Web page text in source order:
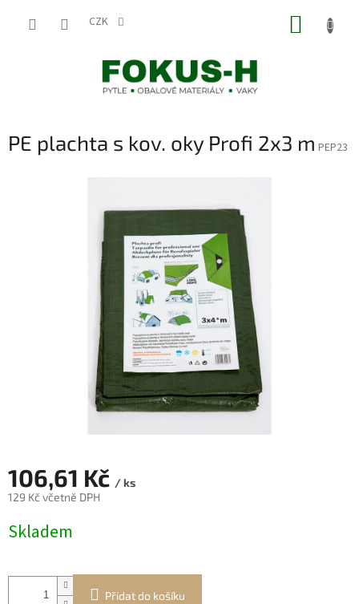
CZK
PE plachta s kov. oky Profi 2x3 m PEP23
106,61 Kč / ks
129 Kč včetně DPH
cena:
Skladem
Přidat do košíku